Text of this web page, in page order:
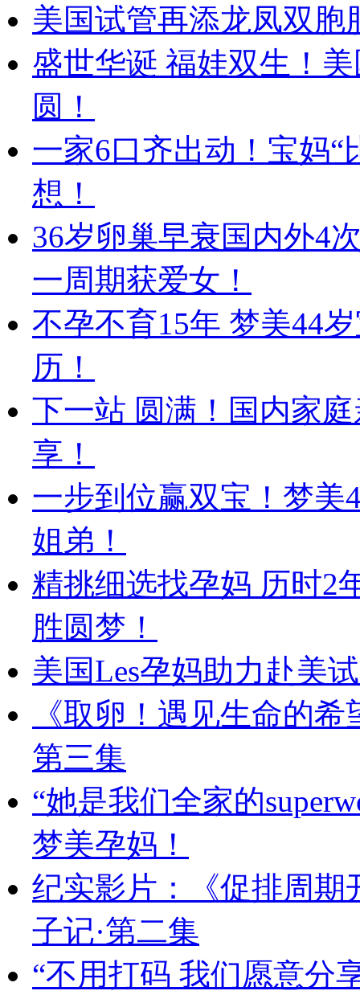
美国试管再添龙凤双胞
盛世华诞 福娃双生！
圆！
一家6口齐出动！宝妈“
想！
36岁卵巢早衰国内外4
一周期获爱女！
不孕不育15年 梦美44
历！
下一站 圆满！国内家
享！
一步到位赢双宝！梦美
姐弟！
精挑细选找孕妈 历时2
胜圆梦！
美国Les孕妈助力赴美
《取卵！遇见生命的
第三集
“她是我们全家的
梦美孕妈！
纪实影片：《促排周期
子记·第二集
“不用打码 我们愿意分